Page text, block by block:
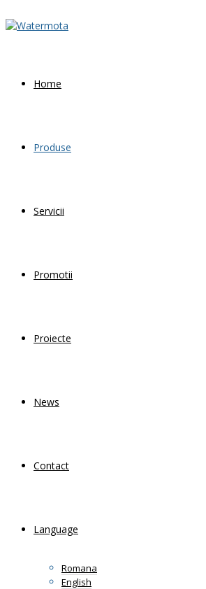
Home
Produse
Servicii
Promotii
Proiecte
News
Contact
Language
Romana
English